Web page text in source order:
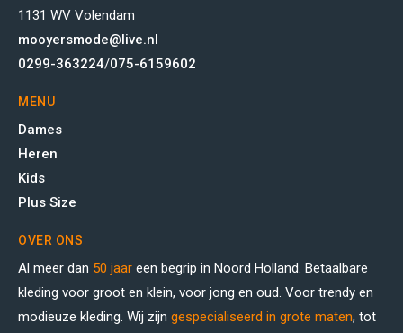
1131 WV Volendam
mooyersmode@live.nl
0299-363224/075-6159602
MENU
Dames
Heren
Kids
Plus Size
OVER ONS
Al meer dan 50 jaar een begrip in Noord Holland. Betaalbare
kleding voor groot en klein, voor jong en oud. Voor trendy en
modieuze kleding. Wij zijn gespecialiseerd in grote maten, tot